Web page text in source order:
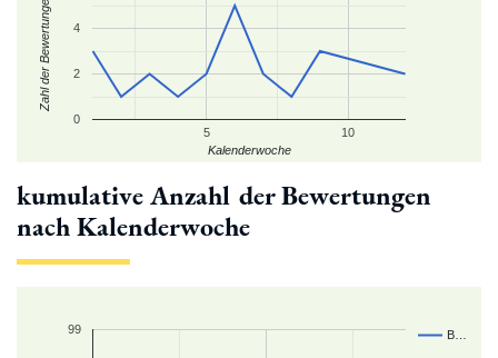
5 10
0
2
4
Kalenderwoche
Zahl der Bewertungen
kumulative Anzahl der Bewertungen
nach Kalenderwoche
B…
99